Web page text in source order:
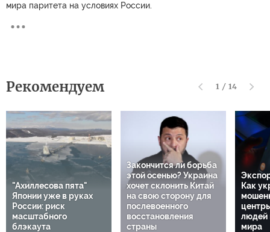
мира паритета на условиях России.
Рекомендуем 1 / 14
"Ахиллесова пята"
Японии уже в руках
России: риск
масштабного
блэкаута
Закончится ли борьба
этой осенью? Украина
хочет склонить Китай
на свою сторону для
послевоенного
восстановления
страны
Как
людей
мира